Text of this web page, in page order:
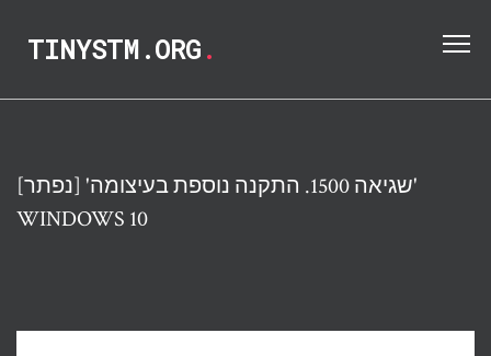
TINYSTM.ORG.
[נפתר] 'שגיאה 1500. התקנה נוספת בעיצומה'
WINDOWS 10